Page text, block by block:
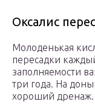
Оксалис
Молоденькая
пересадки
заполняемости
три года. На
хороший дренаж.